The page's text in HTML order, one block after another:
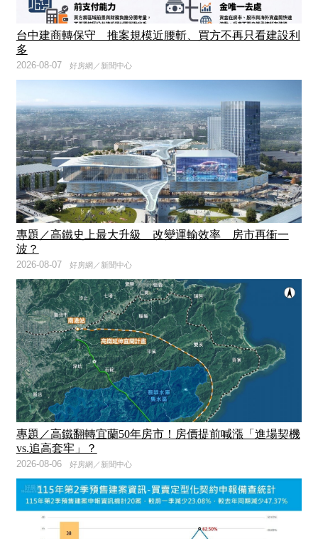
台中建商轉保守 推案規模近腰斬、買方不再只看建設利
多
好房網／新聞中心
2026-08-07
專題／高鐵史上最大升級 改變運輸效率 房市再衝一
波？
好房網／新聞中心
2026-08-07
專題／高鐵翻轉宜蘭50年房市！房價提前喊漲「進場契機
vs.追高套牢」？
好房網／新聞中心
2026-08-06